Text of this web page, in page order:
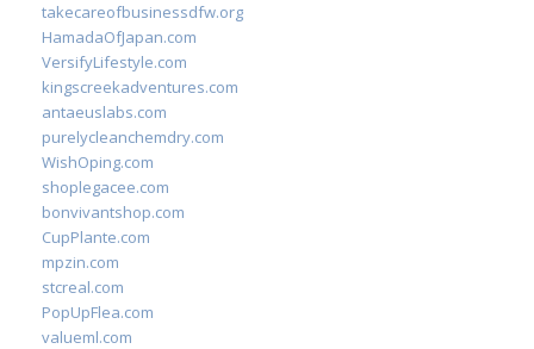
takecareofbusinessdfw.org
HamadaOfJapan.com
VersifyLifestyle.com
kingscreekadventures.com
antaeuslabs.com
purelycleanchemdry.com
WishOping.com
shoplegacee.com
bonvivantshop.com
CupPlante.com
mpzin.com
stcreal.com
PopUpFlea.com
valueml.com